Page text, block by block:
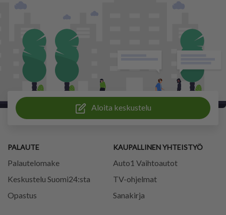
Aloita keskustelu
PALAUTE
Palautelomake
Keskustelu Suomi24:sta
Opastus
KAUPALLINEN YHTEISTYÖ
Auto1 Vaihtoautot
TV-ohjelmat
Sanakirja